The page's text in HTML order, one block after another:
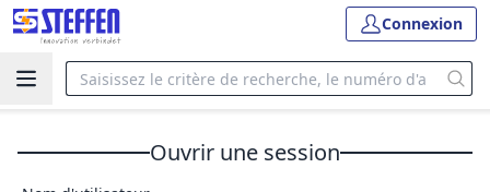
Connexion
Ouvrir une session